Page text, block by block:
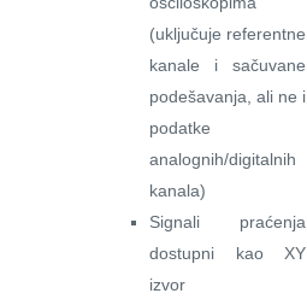
(uključuje referentne
kanale i sačuvane
podešavanja, ali ne i
podatke
analognih/digitalnih
kanala)
Signali praćenja
dostupni kao XY
izvor